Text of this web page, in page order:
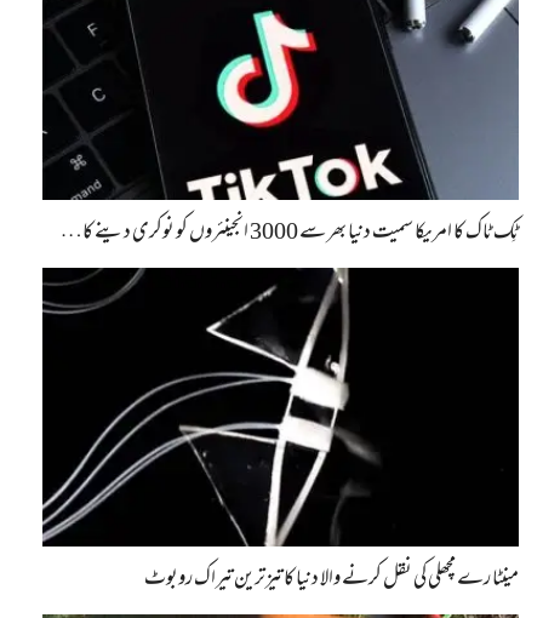
ٹِک ٹاک کا امریکا سمیت دنیا بھر سے 3000 انجینئروں کو نوکری دینے کا…
مینٹا رے مچھلی کی نقل کرنے والا دنیا کا تیزترین تیراک روبوٹ